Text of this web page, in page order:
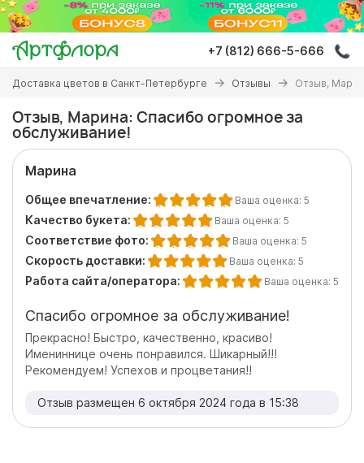
Перейти
основному
содержанию
+7 (812) 666-5-666
Вы
здесь
Доставка цветов в Санкт-Петербурге Отзывы Отзыв,
Отзыв, Марина: Спасибо огромное за
обслуживание!
Марина
Общее впечатление: Ваша оценка: 5
Качество букета: Ваша оценка: 5
Соответствие фото: Ваша оценка: 5
Скорость доставки: Ваша оценка: 5
Работа сайта/оператора: Ваша оценка: 5
Спасибо огромное за обслуживание!
Прекрасно! Быстро, качественно, красиво!
Имениннице очень понравился. Шикарный!!!
Рекомендуем! Успехов и процветания!!
Отзыв размещен 6 октября 2024 года в 15:38